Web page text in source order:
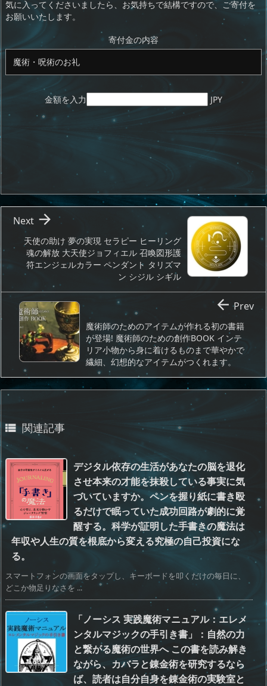
d
o
n
d
s
y r ar ro
io
気に入ってくださいましたら、お気持ちで結構ですので、ご寄付を
お願いいたします。
寄付金の内容
金額を入力 JPY
天使の助け 夢の実現 セラピー ヒーリング
魂の解放 大天使ジョフィエル 召喚図形護
符エンジェルカラー ペンダント タリズマ
ン シジル シギル

Next
魔術師のためのアイテムが作れる初の書籍
が登場! 魔術師のための創作BOOK インテ
リア小物から身に着けるものまで華やかで
繊細、幻想的なアイテムがつくれます。
 Prev
 関連記事
デジタル依存の生活があなたの脳を退化
させ本来の才能を抹殺している事実に気
づいていますか。ペンを握り紙に書き殴
るだけで眠っていた成功回路が劇的に覚
醒する。科学が証明した手書きの魔法は
年収や人生の質を根底から変える究極の自己投資にな
る。
スマートフォンの画面をタップし、キーボードを叩くだけの毎日に、
どこか物足りなさを ...
「ノーシス 実践魔術マニュアル：エレメ
ンタルマジックの手引き書」：自然の力
と繋がる魔術の世界へ この書を読み解き
ながら、カバラと錬金術を研究するなら
ば、読者は自分自身を錬金術の実験室と